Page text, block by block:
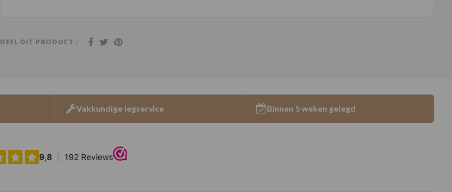
DEEL DIT PRODUCT :
Vakkundige legservice Binnen 5 weken gelegd